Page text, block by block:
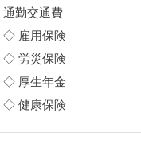
通勤交通費
◇ 雇用保険
◇ 労災保険
◇ 厚生年金
◇ 健康保険